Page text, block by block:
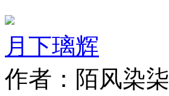
月下璃辉
作者：陌风染柒